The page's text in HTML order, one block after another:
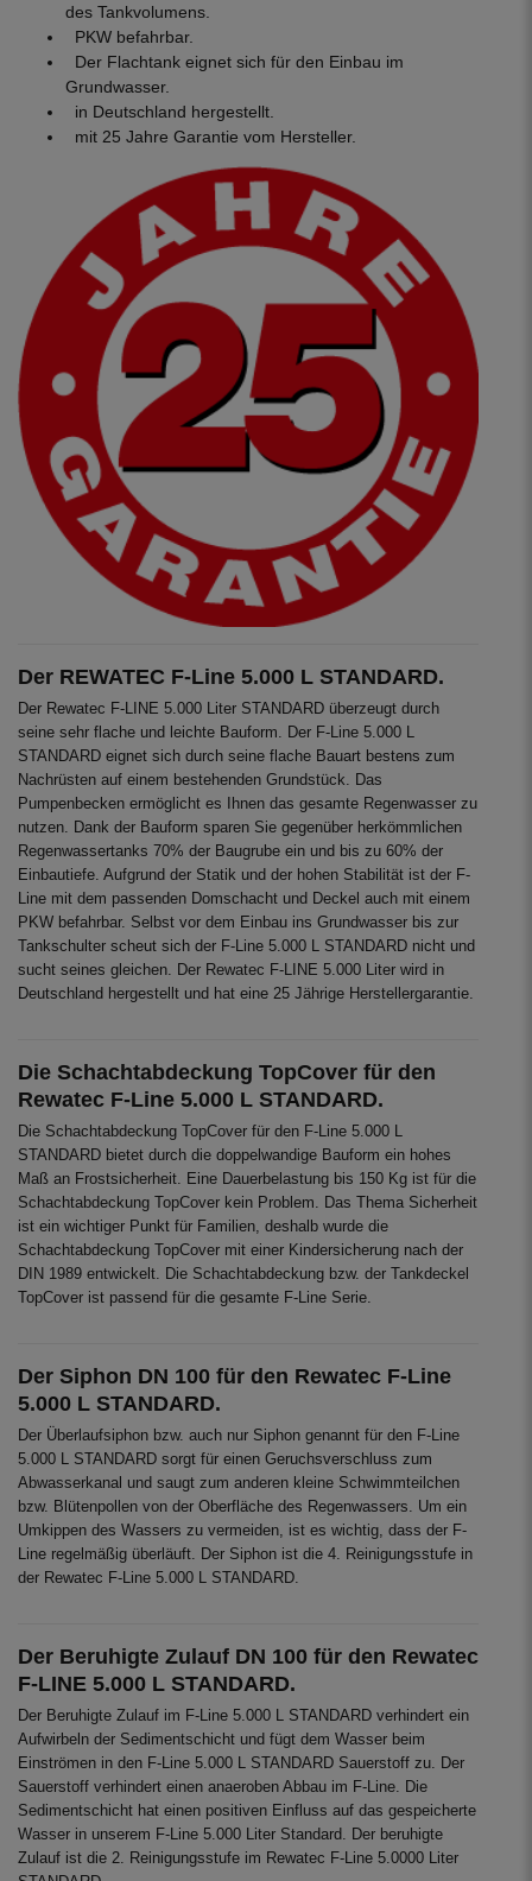
des Tankvolumens.
PKW befahrbar.
Der Flachtank eignet sich für den Einbau im
Grundwasser.
in Deutschland hergestellt.
mit 25 Jahre Garantie vom Hersteller.
Der REWATEC F-Line 5.000 L STANDARD.
Der Rewatec F-LINE 5.000 Liter STANDARD überzeugt durch
seine sehr flache und leichte Bauform. Der F-Line 5.000 L
STANDARD eignet sich durch seine flache Bauart bestens zum
Nachrüsten auf einem bestehenden Grundstück. Das
Pumpenbecken ermöglicht es Ihnen das gesamte Regenwasser zu
nutzen. Dank der Bauform sparen Sie gegenüber herkömmlichen
Regenwassertanks 70% der Baugrube ein und bis zu 60% der
Einbautiefe. Aufgrund der Statik und der hohen Stabilität ist der F-
Line mit dem passenden Domschacht und Deckel auch mit einem
PKW befahrbar. Selbst vor dem Einbau ins Grundwasser bis zur
Tankschulter scheut sich der F-Line 5.000 L STANDARD nicht und
sucht seines gleichen. Der Rewatec F-LINE 5.000 Liter wird in
Deutschland hergestellt und hat eine 25 Jährige Herstellergarantie.
Die Schachtabdeckung TopCover für den
Rewatec F-Line 5.000 L STANDARD.
Die Schachtabdeckung TopCover für den F-Line 5.000 L
STANDARD bietet durch die doppelwandige Bauform ein hohes
Maß an Frostsicherheit. Eine Dauerbelastung bis 150 Kg ist für die
Schachtabdeckung TopCover kein Problem. Das Thema Sicherheit
ist ein wichtiger Punkt für Familien, deshalb wurde die
Schachtabdeckung TopCover mit einer Kindersicherung nach der
DIN 1989 entwickelt. Die Schachtabdeckung bzw. der Tankdeckel
TopCover ist passend für die gesamte F-Line Serie.
Der Siphon DN 100 für den Rewatec F-Line
5.000 L STANDARD.
Der Überlaufsiphon bzw. auch nur Siphon genannt für den F-Line
5.000 L STANDARD sorgt für einen Geruchsverschluss zum
Abwasserkanal und saugt zum anderen kleine Schwimmteilchen
bzw. Blütenpollen von der Oberfläche des Regenwassers. Um ein
Umkippen des Wassers zu vermeiden, ist es wichtig, dass der F-
Line regelmäßig überläuft. Der Siphon ist die 4. Reinigungsstufe in
der Rewatec F-Line 5.000 L STANDARD.
Der Beruhigte Zulauf DN 100 für den Rewatec
F-LINE 5.000 L STANDARD.
Der Beruhigte Zulauf im F-Line 5.000 L STANDARD verhindert ein
Aufwirbeln der Sedimentschicht und fügt dem Wasser beim
Einströmen in den F-Line 5.000 L STANDARD Sauerstoff zu. Der
Sauerstoff verhindert einen anaeroben Abbau im F-Line. Die
Sedimentschicht hat einen positiven Einfluss auf das gespeicherte
Wasser in unserem F-Line 5.000 Liter Standard. Der beruhigte
Zulauf ist die 2. Reinigungsstufe im Rewatec F-Line 5.0000 Liter